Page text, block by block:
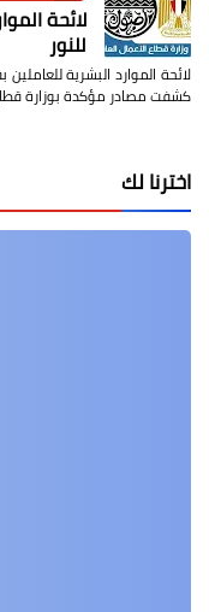
لائحة
للنور
لائحة الموارد البشرية
كشفت مصادر مؤكدة بوزارة
اخترنا لك